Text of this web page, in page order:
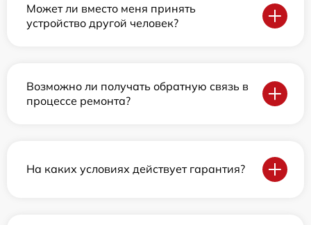
Может ли вместо меня принять
устройство другой человек?
Возможно ли получать обратную связь в
процессе ремонта?
На каких условиях действует гарантия?